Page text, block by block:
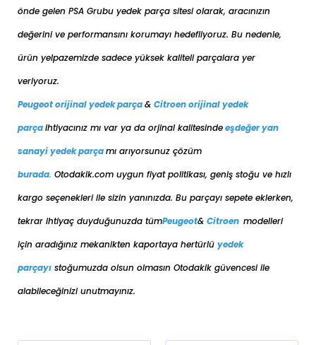
önde gelen PSA Grubu yedek parça sitesi olarak, aracınızın
değerini ve performansını korumayı hedefliyoruz. Bu nedenle,
ürün yelpazemizde sadece yüksek kaliteli parçalara yer
veriyoruz.
Peugeot orijinal yedek parça& Citroen orijinal yedek
parçaihtiyacınız mı var ya da orjinal kalitesindeeşdeğeryan
sanayi yedek parçamı arıyorsunuz çözüm
burada. Otodakik.com uygun fiyat politikası, geniş stoğu ve hızlı
kargo seçenekleri ile sizin yanınızda. Bu parçayı sepete eklerken,
tekrar ihtiyaç duyduğunuzda tümPeugeot& Citroen modelleri
için aradığınız mekanikten kaportaya hertürlü yedek
parçayı stoğumuzda olsun olmasın Otodakik güvencesi ile
alabileceğinizi unutmayınız.